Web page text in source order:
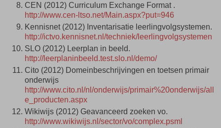
CEN (2012) Curriculum Exchange Format .
http://www.cen-ltso.net/Main.aspx?put=946
Kennisnet (2012) Inventarisatie leerlingvolgsystemen.
http://ictvo.kennisnet.nl/techniek/leerlingvolgsystemen
SLO (2012) Leerplan in beeld.
http://leerplaninbeeld.test.slo.nl/demo/
Cito (2012) Domeinbeschrijvingen en toetsen primair
onderwijs
http://www.cito.nl/nl/onderwijs/primair%20onderwijs/all
e_producten.aspx
Wikiwijs (2012) Geavanceerd zoeken vo.
http://www.wikiwijs.nl/sector/vo/complex.psml